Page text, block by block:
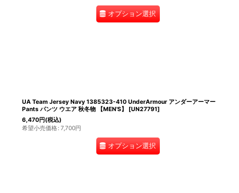
オプション選択
UA Team Jersey Navy 1385323-410 UnderArmour アンダーアーマー
Pants パンツ ウエア 秋冬物 【MEN'S】
[UN27791]
6,470円(税込)
希望小売価格: 7,700円
オプション選択